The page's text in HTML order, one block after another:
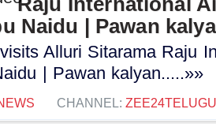
Naidu | Pawan
Alluri Sitarama Raju
| Pawan kalyan.....»»
CHANNEL: